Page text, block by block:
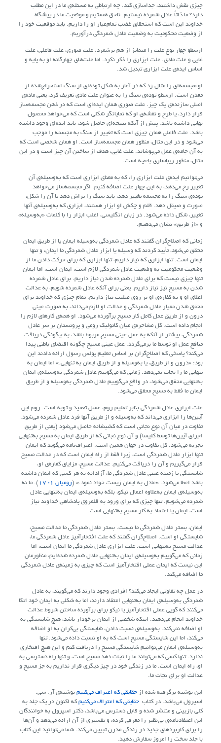
چیزی نقش داشتند، جداسازی کند. چه ارتباطی به مسئله‌ی ما در این مطلب
دارد؟ ما ذاتاً عادل شمرده نیستیم. ناحق هستیم و موقعیت ما در پیشگاه
خداوند این است که استحقاق غضب تمام‌عیار او را داریم. باید موقعیت خود را
از وضعیت محکومیت به وضعیت عادل شمردگی درآوریم.
ارسطو چهار نوع علت را متمایز از هم برشمرد: علت صوری، علت فاعلی، علت
غایی و علت مادی. علت ابزاری را ذکر نکرد. اما علت‌های چهارگانه او به پایه و
اساس ایده‌ی علت ابزاری تبدیل شد.
او مجسمه‌ای را مثال زد که در آغاز به شکل توده‌ای از سنگ استخراج‌شده از
معدن است. ارسطو توده‌ی سنگ را به عنوان علت مادی تعریف کرد، یعنی ماده‌ی
اصلی سازنده‌ی یک چیز. علت صوری همان ایده‌ای است که در ذهن مجسمه‌ساز
قرار دارد، یا طرح و نقشه‌ی او که نمایانگر شکلی است که می‌خواهد محصول
نهایی داشته باشد. پیش از آنکه نتیجه‌ای حاصل شود، باید ایده‌ای وجود داشته
باشد. علت فاعلی همان چیزی است که تغییر از سنگ به مجسمه را موجب
می‌شود و در این مثال، منظور همان مجسمه‌ساز است. او همان شخصی است که
به آن جامه‌ی عمل می‌پوشاند. علت غایی، هدف از ساختن آن چیز است و در این
مثال، منظور زیباسازی باغچه است.
می‌توانیم ایده‌ی علت ابزاری را، که به معنای ابزاری است که به‌وسیله‌ی آن
تغییر رخ می‌دهد، به این چهار علت اضافه کنیم. اگر مجسمه‌ساز می‌خواهد
توده‌ی سنگ را به مجسمه تغییر دهد، باید سنگ را تراش دهد تا آن را شکل،
صورت و صیقل دهد. قلم و چکش او ابزار هستند، ابزاری که به‌وسیله‌ی آنها
تغییر، شکل داده می‌شود. در زبان انگلیسی، اغلب ابزار را با کلمات «به‌وسیله‌»
و «از طریق» نشان می‌دهیم.
زمانی که اصلاح‌گران گفتند که عادل شمردگی به‌وسیله ایمان یا از طریق ایمان
محقق می‌شود، تأیید کردند که وسیله یا ابزار عادل شمردگی ما ایمان، و تنها
ایمان است. تنها ابزاری که نیاز داریم، تنها ابزاری که برای حرکت دادن ما از
وضعیت محکومیت به وضعیت عادل شمردگی لازم است، ایمان است، اما ایمان
تنها چیزی نیست که برای عادل شمرده شدن نیاز داریم. برای عادل شمرده
شدن به مسیح نیز نیاز داریم. یعنی برای آنکه عادل شمرده شویم، به عدالت
اعلای او و به کفاره‌ی او بر روی صلیب نیاز داریم. تمام چیزی که خداوند برای
محقق شدن معیار عادل شمردگی و عدالت او لازم می‌داند، به صورت عینی
درون و از طریق عمل کامل کار مسیح برآورده می‌شود. او همه‌ی کارهای لازم را
انجام داده است. کل مشاجره‌ی میان کاتولیک رومی و پروتستان بر سر عادل
شمردگی، بیشتر از آنکه به عمل عینی مسیح مربوط باشد، به چگونگی دریافت
منافع عمل او توسط ما برمی‌گردد. عمل عینی مسیح چگونه اقتضای باطنی پیدا
می‌کند؟ پاسخی که اصلاح‌گران بر اساس تعلیم پولس رسول ارائه دادند این
بود: «درون و از طریق، یا به‌وسیله و از طریق ایمان به تنهایی.» اما ایمان به
تنهایی ما را نجات نمی‌دهد. زمانی که می‌گوییم عادل شمردگی به‌وسیله‌ی ایمان
به‌تنهایی محقق می‌شود، در واقع می‌گوییم عادل شمردگی به‌وسیله و از طریق
ایمان ما فقط به مسیح محقق می‌شود.
علت ابزاری عادل شمردگی بنابر تعلیم روم، غسل تعمید و توبه است. روم این
آیین‌ها را ابزاری می‌داند که به‌وسیله و از طریق آنها فرد عادل شمرده می‌شود.
تفاوت در میان آن نوع نجاتی است که کشیشانه حاصل می‌شود (یعنی از طریق
اجرای آیین‌ها توسط کلیسا) و آن نوع نجاتی که از طریق ایمان به مسیح به‌تنهایی
تجربه می‌شود. کل تفاوت در جهان همین است. اعتراف‌نامه می‌گوید که ایمان
تنها ابزار عادل شمردگی است، زیرا فقط از راه ایمان است که در عدالت مسیح
قرار می‌گیریم و آن را دریافت می‌کنیم. عدالت مسیح، مزایای کفاره‌ی او،
شایستگی یا زمینه عینی عادل شمردگی ما، آزادانه به هر کسی که ایمان داشته
باشد اعطا می‌شود. «عادل به ایمان زیست خواد نمود.» (رومیان ۱: ۱۷
). ما نه
به‌وسیله‌ی ایمان به‌علاوه اعمال نیکو، بلکه به‌وسیله‌ی ایمان به‌تنهایی عادل
شمرده می‌شویم. تنها چیزی که برای ورود به قلمروی پادشاهی خداوند نیاز
است، ایمان یا اعتماد به کار مسیح به‌تنهایی است.
ایمان، بستر عادل شمردگی ما نیست. بستر عادل شمردگی ما عدالت مسیح،
شایستگی او است. اصلاح‌گران گفتند که علت افتخارآمیز عادل شمردگی ما،
عدالت مسیح به‌تنهایی است. علت ابزاری عادل شمردگی ما ایمان است، اما
زمانی که می‌گوییم به‌وسیله‌ی ایمان به‌تنهایی عادل شمرده شده‌ایم، منظورمان
این نیست که ایمان عملی افتخارآمیز است که چیزی به زمینه‌ی عادل شمردگی
ما اضافه می‌کند.
در عمل چه تفاوتی ایجاد می‌کند؟ افرادی وجود دارند که می‌گویند، به عادل
شمردگی به‌وسیله‌ی ایمان به‌تنهایی اعتقاد دارند، اما به شکلی به ایمان خود اتکا
می‌کنند که گویی عملی افتخارآمیز یا نیکو برای برآورده ساختن شروط عدالت
خداوند انجام می‌دهند. اینکه شخصی از ایمان برخودار باشد، هیچ شایستگی به
او اضافه نمی‌کند. به‌وسیله‌ی نسبت دادن، شایستگی بی‌کران به او اضافه
می‌کند، اما این شایستگی مسیح است که به او نسبت داده می‌شود. تنها
به‌وسیله‌ی ایمان می‌توانیم شایستگی مسیح را دریافت کنم و این هیچ افتخاری
ندارد. تنها کسی که می‌تواند ما را نجات دهد مسیح است، و تنها راه دسترسی به
او، راه ایمان است. ما در زندگی خود در چیز دیگری قرار نداریم به جز مسیح و
عدالت او برای نجات ما.
این نوشته برگرفته شده از حقایقی که اعتراف می‌کنیمنوشته‌ی آر. سی.
اسپرول می‌باشد. در کتاب حقایقی که اعتراف می‌کنیمکه اکنون در یک جلد به
کلی بازبینی و منتشر شده و قابل دسترس می‌باشد، دکتر اسپرول به خوانندگان
این اعتفادنامه‌ی بی‌نظیر را معرفی کرده، و تفسیری از آن ارائه می‌دهد و آن‌ها
را برای کاربردهای جدید در زندگی مدرن تبیین می‌کند. شما می‌توانید این کتاب
با جلد سخت را امروز سفارش دهید.